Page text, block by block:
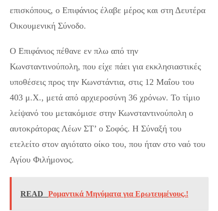
επισκόπους, ο Επιφάνιος έλαβε μέρος και στη Δευτέρα
Οικουμενική Σύνοδο.
Ο Επιφάνιος πέθανε εν πλω από την
Κωνσταντινούπολη, που είχε πάει για εκκλησιαστικές
υποθέσεις προς την Κωνστάντια, στις 12 Μαΐου του
403 μ.Χ., μετά από αρχιεροσύνη 36 χρόνων. Το τίμιο
λείψανό του μετακόμισε στην Κωνσταντινούπολη ο
αυτοκράτορας Λέων ΣΤ’ ο Σοφός. Η Σύναξή του
ετελείτο στον αγιότατο οίκο του, που ήταν στο ναό του
Αγίου Φιλήμονος.
READ Ρομαντικά Μηνύματα για Ερωτευμένους.!